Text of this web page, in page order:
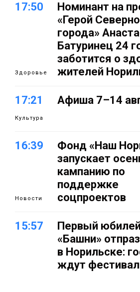
17:50
Здоровье
Номинант на
«Герой
города»
Батуринец 24
заботится о
жителей
17:21
Культура
Афиша 7–14
16:39
Новости
Фонд «Наш
запускает
кампанию по
поддержке
соцпроектов
15:57
Первый
«Башни»
в Норильске:
ждут